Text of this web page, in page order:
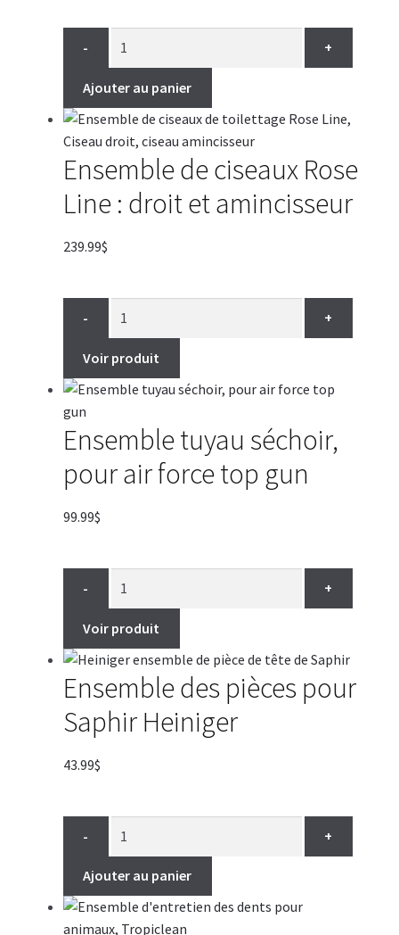
- +
Ajouter au panier
Ensemble de ciseaux Rose
Line : droit et amincisseur
239.99$
- +
Voir produit
Ensemble tuyau séchoir,
pour air force top gun
99.99$
- +
Voir produit
Ensemble des pièces pour
Saphir Heiniger
43.99$
- +
Ajouter au panier